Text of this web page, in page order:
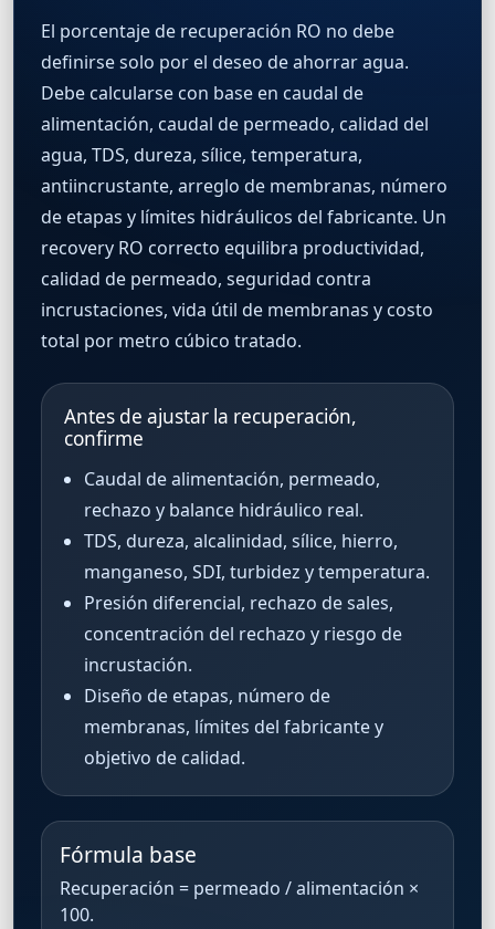
El porcentaje de recuperación RO no debe
definirse solo por el deseo de ahorrar agua.
Debe calcularse con base en caudal de
alimentación, caudal de permeado, calidad del
agua, TDS, dureza, sílice, temperatura,
antiincrustante, arreglo de membranas, número
de etapas y límites hidráulicos del fabricante. Un
recovery RO correcto equilibra productividad,
calidad de permeado, seguridad contra
incrustaciones, vida útil de membranas y costo
total por metro cúbico tratado.
Antes de ajustar la recuperación,
confirme
Caudal de alimentación, permeado,
rechazo y balance hidráulico real.
TDS, dureza, alcalinidad, sílice, hierro,
manganeso, SDI, turbidez y temperatura.
Presión diferencial, rechazo de sales,
concentración del rechazo y riesgo de
incrustación.
Diseño de etapas, número de
membranas, límites del fabricante y
objetivo de calidad.
Fórmula base
Recuperación = permeado / alimentación ×
100.